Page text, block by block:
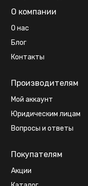
О компании
О нас
Блог
Контакты
Производителям
Мой аккаунт
Юридическим лицам
Вопросы и ответы
Покупателям
Акции